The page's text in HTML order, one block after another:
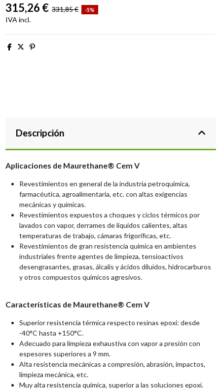
315,26 € 331,85 € -5%
IVA incl.
Descripción
Aplicaciones de Maurethane® Cem V
Revestimientos en general de la industria petroquímica,
farmacéutica, agroalimentaria, etc. con altas exigencias
mecánicas y químicas.
Revestimientos expuestos a choques y ciclos térmicos por
lavados con vapor, derrames de líquidos calientes, altas
temperaturas de trabajo, cámaras frigoríficas, etc.
Revestimientos de gran resistencia química en ambientes
industriales frente agentes de limpieza, tensioactivos
desengrasantes, grasas, álcalis y ácidos diluidos, hidrocarburos
y otros compuestos químicos agresivos.
Características de Maurethane® Cem V
Superior resistencia térmica respecto resinas epoxi: desde
-40°C hasta +150°C.
Adecuado para limpieza exhaustiva con vapor a presión con
espesores superiores a 9 mm.
Alta resistencia mecánicas a compresión, abrasión, impactos,
limpieza mecánica, etc.
Muy alta resistencia química, superior a las soluciones epoxi.